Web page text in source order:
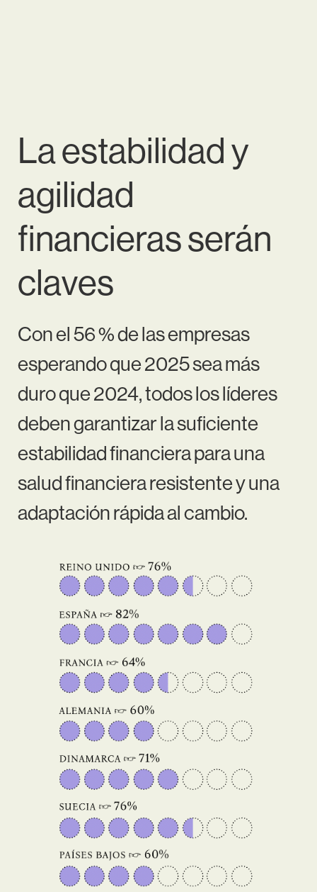
La estabilidad y
agilidad
financieras serán
claves
Con el 56 % de las empresas
esperando que 2025 sea más
duro que 2024, todos los líderes
deben garantizar la suficiente
estabilidad financiera para una
salud financiera resistente y una
adaptación rápida al cambio.